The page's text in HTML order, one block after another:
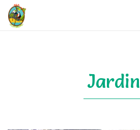
Jardin